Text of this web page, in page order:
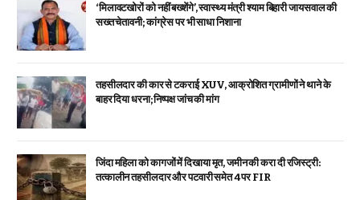
‘मिलावटखोरों को नहीं बख्शेंगे’, स्वास्थ्य मंत्री श्याम बिहारी जायसवाल की
सख्त चेतावनी; कांग्रेस पर भी साधा निशाना
तहसीलदार की कार से टकराई XUV, आक्रोशित ग्रामीणों ने थाने के
बाहर दिया धरना; निष्पक्ष जांच की मांग
जिंदा महिला को कागजों में दिखाया मृत, जमीन की करा दी रजिस्ट्री:
तत्कालीन तहसीलदार और पटवारी समेत 4 पर FIR